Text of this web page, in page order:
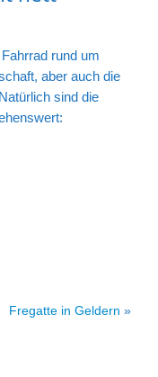
rund um
aber auch die
sind die
Fregatte in Geldern »